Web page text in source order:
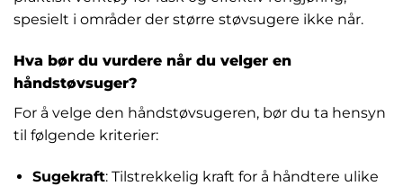
spesielt i områder der større støvsugere ikke når.
Hva bør du vurdere når du velger en
håndstøvsuger?
For å velge den håndstøvsugeren, bør du ta hensyn
til følgende kriterier:
Sugekraft: Tilstrekkelig kraft for å håndtere ulike